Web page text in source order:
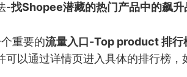
-找Shopee潜藏的热门产品中的飙升
重要的流量入口-Top product 排行
可以通过详情页进入具体的排行榜，